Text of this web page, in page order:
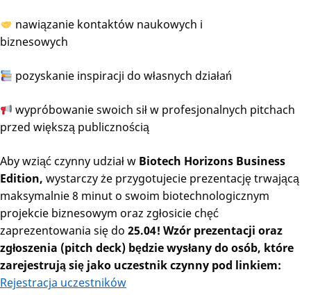
nawiązanie kontaktów naukowych i
biznesowych
pozyskanie inspiracji do własnych działań
wypróbowanie swoich sił w profesjonalnych pitchach
przed większą publicznością
Aby wziąć czynny udział w Biotech Horizons Business
Edition, wystarczy że przygotujecie prezentację trwającą
maksymalnie 8 minut o swoim biotechnologicznym
projekcie biznesowym oraz zgłosicie chęć
zaprezentowania się do 25.04! Wzór prezentacji oraz
zgłoszenia (pitch deck) będzie wysłany do osób, które
zarejestrują się jako uczestnik czynny pod linkiem:
Rejestracja uczestników